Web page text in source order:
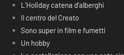
L’Holiday catena d’alberghi
Il centro del Creato
Sono super in film e fumetti
Un hobby